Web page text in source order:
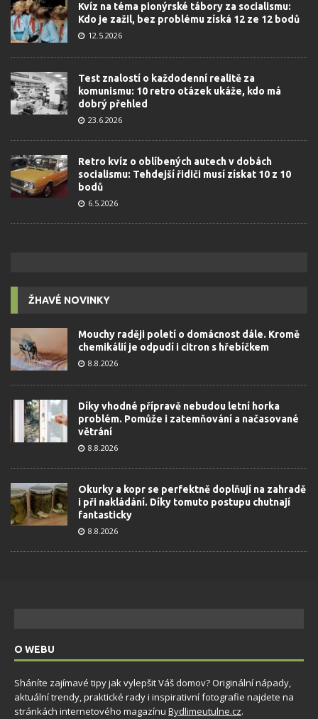
Kvíz na téma pionýrské tábory za socialismu:
Kdo je zažil, bez problému získá 12 ze 12 bodů
12.5.2026
Test znalostí o každodenní realitě za
komunismu: 10 retro otázek ukáže, kdo má
dobrý přehled
23.6.2026
Retro kvíz o oblíbených autech v dobách
socialismu: Tehdejší řidiči musí získat 10 z 10
bodů
6.5.2026
ŽHAVÉ NOVINKY
Mouchy raději poletí o domácnost dále. Kromě
chemikálií je odpudí i citron s hřebíčkem
8.8.2026
Díky vhodné přípravě nebudou letní horka
problém. Pomůže i zatemňování a načasované
větrání
8.8.2026
Okurky a kopr se perfektně doplňují na zahradě
i při nakládání. Díky tomuto postupu chutnají
fantasticky
8.8.2026
O WEBU
Sháníte zajímavé tipy jak vylepšit Váš domov? Originální nápady,
aktuální trendy, praktické rady i inspirativní fotografie najdete na
stránkách internetového magazínu Bydlimeutulne.cz.